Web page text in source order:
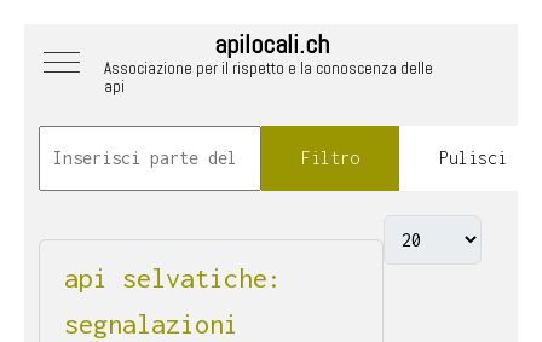
Mobile Menu Toggleapilocali.ch
Associazione per il rispetto e la conoscenza delle
api
Filtro Pulisci
api selvatiche:
segnalazioni